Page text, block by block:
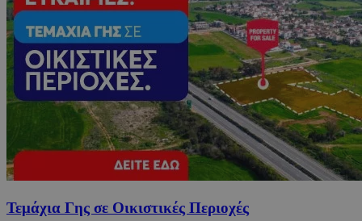
Τεμάχια Γης σε Οικιστικές Περιοχές